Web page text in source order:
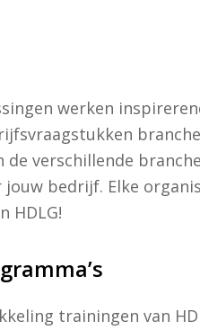
werken
verschillende
bedrijf. Elke
HDLG!
trainingen van